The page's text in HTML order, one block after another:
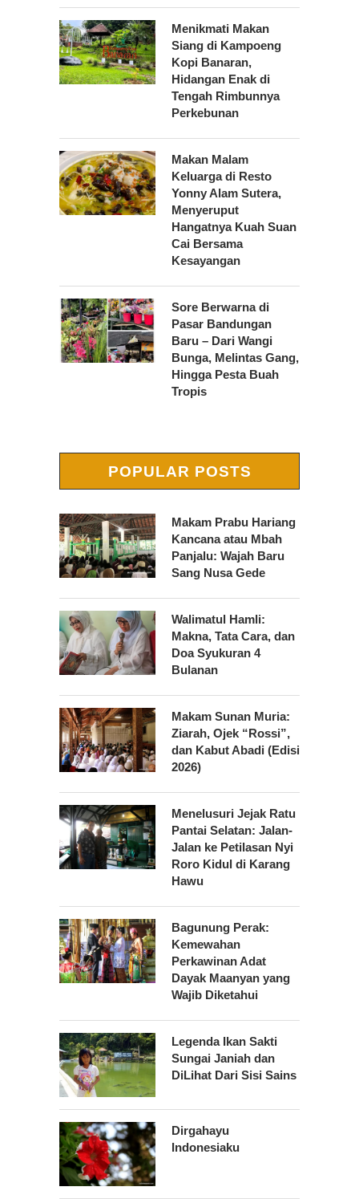
Menikmati Makan
Siang di Kampoeng
Kopi Banaran,
Hidangan Enak di
Tengah Rimbunnya
Perkebunan
Makan Malam
Keluarga di Resto
Yonny Alam Sutera,
Menyeruput
Hangatnya Kuah Suan
Cai Bersama
Kesayangan
Sore Berwarna di
Pasar Bandungan
Baru – Dari Wangi
Bunga, Melintas Gang,
Hingga Pesta Buah
Tropis
POPULAR POSTS
Makam Prabu Hariang
Kancana atau Mbah
Panjalu: Wajah Baru
Sang Nusa Gede
Walimatul Hamli:
Makna, Tata Cara, dan
Doa Syukuran 4
Bulanan
Makam Sunan Muria:
Ziarah, Ojek “Rossi”,
dan Kabut Abadi (Edisi
2026)
Menelusuri Jejak Ratu
Pantai Selatan: Jalan-
Jalan ke Petilasan Nyi
Roro Kidul di Karang
Hawu
Bagunung Perak:
Kemewahan
Perkawinan Adat
Dayak Maanyan yang
Wajib Diketahui
Legenda Ikan Sakti
Sungai Janiah dan
DiLihat Dari Sisi Sains
Dirgahayu
Indonesiaku